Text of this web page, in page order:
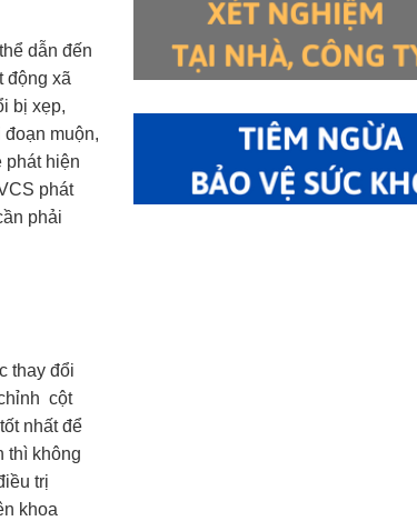
dẫn đến
động xã
bị xẹp,
muộn,
phát hiện
phát
phải
thay đổi
cột
nhất để
thì không
trị
khoa